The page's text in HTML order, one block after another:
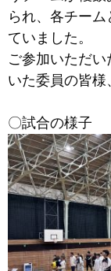
られ、各チー
ていました。
ご参加いただ
いた委員の皆様
〇試合の様子